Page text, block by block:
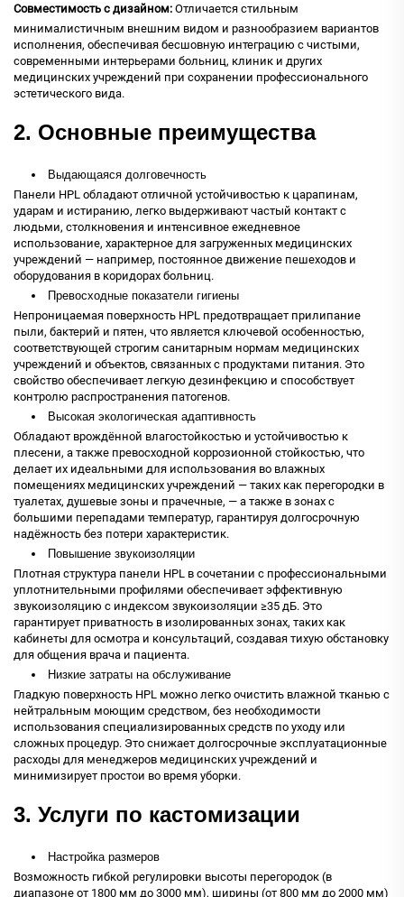
Совместимость с дизайном: Отличается стильным
минималистичным внешним видом и разнообразием вариантов
исполнения, обеспечивая бесшовную интеграцию с чистыми,
современными интерьерами больниц, клиник и других
медицинских учреждений при сохранении профессионального
эстетического вида.
2. Основные преимущества
Выдающаяся долговечность
Панели HPL обладают отличной устойчивостью к царапинам,
ударам и истиранию, легко выдерживают частый контакт с
людьми, столкновения и интенсивное ежедневное
использование, характерное для загруженных медицинских
учреждений — например, постоянное движение пешеходов и
оборудования в коридорах больниц.
Превосходные показатели гигиены
Непроницаемая поверхность HPL предотвращает прилипание
пыли, бактерий и пятен, что является ключевой особенностью,
соответствующей строгим санитарным нормам медицинских
учреждений и объектов, связанных с продуктами питания. Это
свойство обеспечивает легкую дезинфекцию и способствует
контролю распространения патогенов.
Высокая экологическая адаптивность
Обладают врождённой влагостойкостью и устойчивостью к
плесени, а также превосходной коррозионной стойкостью, что
делает их идеальными для использования во влажных
помещениях медицинских учреждений — таких как перегородки в
туалетах, душевые зоны и прачечные, — а также в зонах с
большими перепадами температур, гарантируя долгосрочную
надёжность без потери характеристик.
Повышение звукоизоляции
Плотная структура панели HPL в сочетании с профессиональными
уплотнительными профилями обеспечивает эффективную
звукоизоляцию с индексом звукоизоляции ≥35 дБ. Это
гарантирует приватность в изолированных зонах, таких как
кабинеты для осмотра и консультаций, создавая тихую обстановку
для общения врача и пациента.
Низкие затраты на обслуживание
Гладкую поверхность HPL можно легко очистить влажной тканью с
нейтральным моющим средством, без необходимости
использования специализированных средств по уходу или
сложных процедур. Это снижает долгосрочные эксплуатационные
расходы для менеджеров медицинских учреждений и
минимизирует простои во время уборки.
3. Услуги по кастомизации
Настройка размеров
Возможность гибкой регулировки высоты перегородок (в
диапазоне от 1800 мм до 3000 мм), ширины (от 800 мм до 2000 мм)